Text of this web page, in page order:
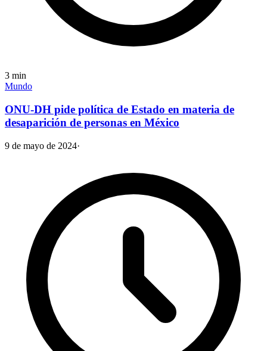
3 min
Mundo
ONU-DH pide política de Estado en materia de
desaparición de personas en México
9 de mayo de 2024·